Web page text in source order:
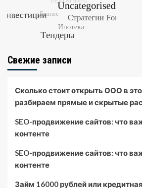
Свежие записи
Сколько стоит открыть ООО в
разбираем прямые и скрытые
SEO-продвижение сайтов: что
контенте
SEO-продвижение сайтов: что
контенте
Займ 16000 рублей или